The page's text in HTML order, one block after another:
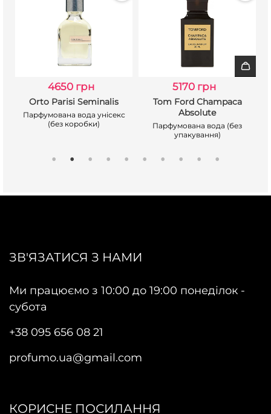
4650 грн
Orto Parisi Seminalis
Парфумована вода унісекс
(без коробки)
5170 грн
Tom Ford Champaca
Absolute
Парфумована вода (без
упакування)
ЗВ'ЯЗАТИСЯ З НАМИ
Ми працюємо з 10:00 до 19:00 понеділок -
субота
+38 095 656 08 21
profumo.ua@gmail.com
КОРИСНЕ ПОСИЛАННЯ